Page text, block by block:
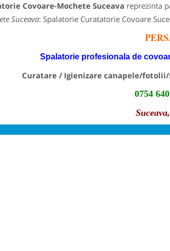
Covoare-Mochete Suceava reprezinta
Suceava: Spalatorie Curatatorie Covoare
Spalatorie profesionala de
Curatare / Igienizare canapele/
0754